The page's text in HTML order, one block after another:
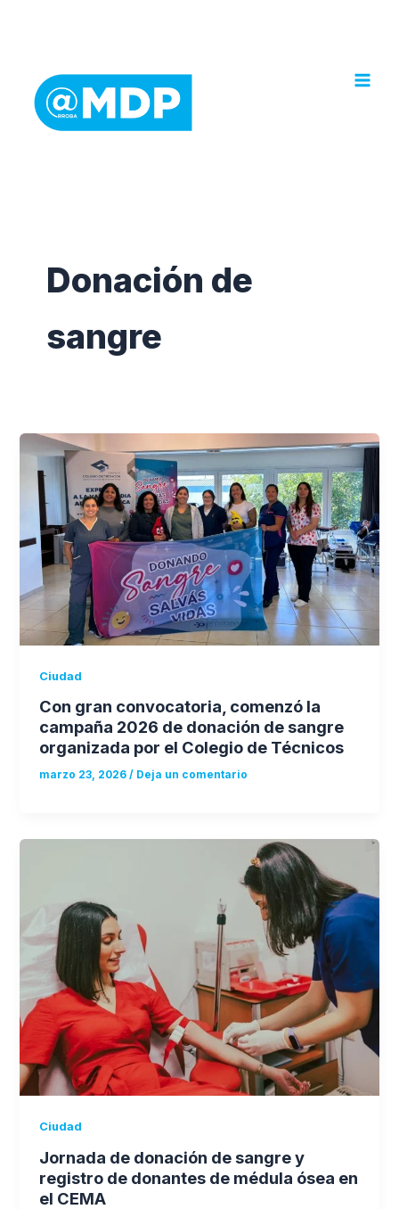
Donación de
sangre
Ciudad
Con gran convocatoria, comenzó la
campaña 2026 de donación de sangre
organizada por el Colegio de Técnicos
marzo 23, 2026/ Deja un comentario
Ciudad
Jornada de donación de sangre y
registro de donantes de médula ósea en
el CEMA